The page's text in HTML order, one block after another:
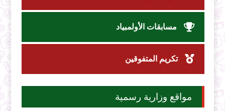
مسابقات الأولمبياد
تكريم المتفوقين
مواقع وزارية رسمية